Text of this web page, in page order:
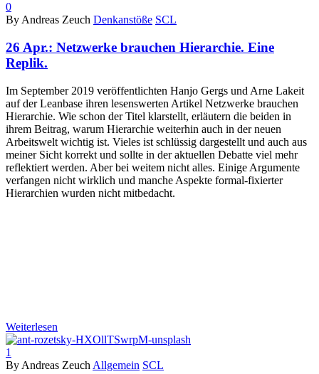
0
By Andreas Zeuch Denkanstöße SCL
26 Apr.: Netzwerke brauchen Hierarchie. Eine
Replik.
Im September 2019 veröffentlichten Hanjo Gergs und Arne Lakeit
auf der Leanbase ihren lesenswerten Artikel Netzwerke brauchen
Hierarchie. Wie schon der Titel klarstellt, erläutern die beiden in
ihrem Beitrag, warum Hierarchie weiterhin auch in der neuen
Arbeitswelt wichtig ist. Vieles ist schlüssig dargestellt und auch aus
meiner Sicht korrekt und sollte in der aktuellen Debatte viel mehr
reflektiert werden. Aber bei weitem nicht alles. Einige Argumente
verfangen nicht wirklich und manche Aspekte formal-fixierter
Hierarchien wurden nicht mitbedacht.
Weiterlesen
1
By Andreas Zeuch Allgemein SCL